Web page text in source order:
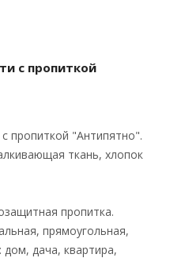
с пропиткой
пропиткой "Антипятно".
ткань, хлопок
пропитка.
прямоугольная,
дача, квартира,